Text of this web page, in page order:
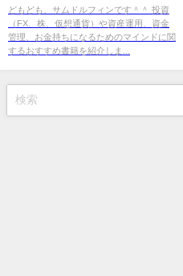
介
どもども、サムドルフィンです＾＾ 投資
（FX、株、仮想通貨）や資産運用、資金
管理、お金持ちになるためのマインドに関
するおすすめ書籍を紹介しま...